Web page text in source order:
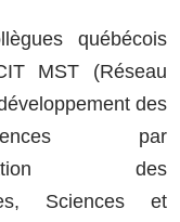
québécois
MST (Réseau
des
par
des
Sciences et